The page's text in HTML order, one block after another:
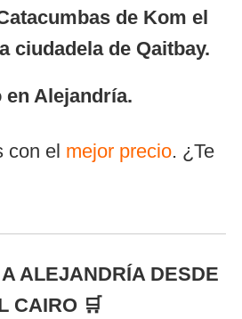
de Kom el
ciudadela de Qaitbay.
en Alejandría.
con el mejor precio. ¿Te
ALEJANDRÍA DESDE
CAIRO 🛒